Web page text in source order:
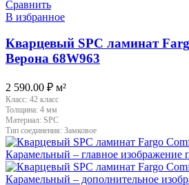
Сравнить
В избранное
Кварцевый SPC ламинат
Верона 68W963
2 590.00 ₽ м²
Класс: 42 класс
Толщина: 4 мм
Материал: SPC
Тип соединения: Замковое